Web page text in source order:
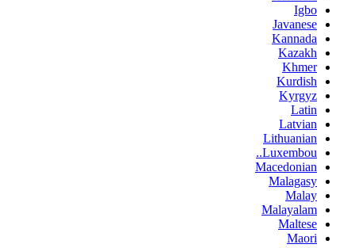
Igbo
Javanese
Kannada
Kazakh
Khmer
Kurdish
Kyrgyz
Latin
Latvian
Lithuanian
Luxembou..
Macedonian
Malagasy
Malay
Malayalam
Maltese
Maori